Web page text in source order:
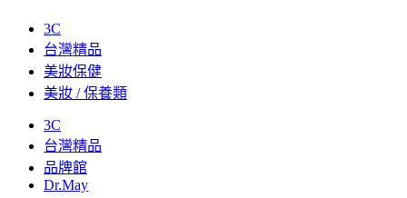
3C
台灣精品
美妝保健
美妝 / 保養類
3C
台灣精品
品牌館
Dr.May